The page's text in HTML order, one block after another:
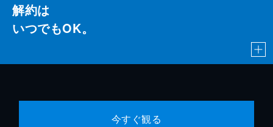
解約は
いつでもOK。
今すぐ観る